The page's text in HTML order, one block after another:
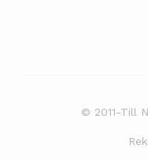
© 2011-Till